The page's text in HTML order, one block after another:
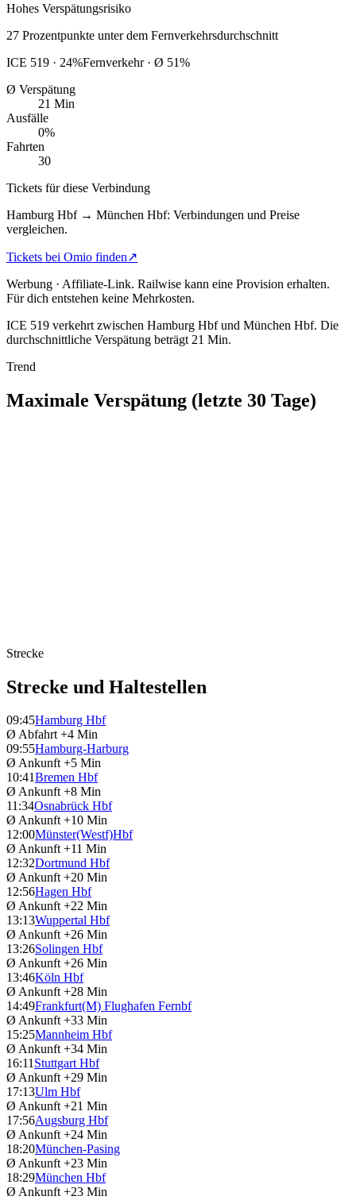
Hohes Verspätungsrisiko
27 Prozentpunkte unter dem Fernverkehrsdurchschnitt
ICE 519 · 24%Fernverkehr · Ø 51%
Ø Verspätung
21 Min
Ausfälle
0%
Fahrten
30
Tickets für diese Verbindung
Hamburg Hbf → München Hbf: Verbindungen und Preise
vergleichen.
Tickets bei Omio finden↗
Werbung · Affiliate-Link. Railwise kann eine Provision erhalten.
Für dich entstehen keine Mehrkosten.
ICE 519 verkehrt zwischen Hamburg Hbf und München Hbf. Die
durchschnittliche Verspätung beträgt 21 Min.
Trend
Maximale Verspätung (letzte 30 Tage)
Strecke
Strecke und Haltestellen
09:45Hamburg Hbf
Ø Abfahrt +4 Min
09:55Hamburg-Harburg
Ø Ankunft +5 Min
10:41Bremen Hbf
Ø Ankunft +8 Min
11:34Osnabrück Hbf
Ø Ankunft +10 Min
12:00Münster(Westf)Hbf
Ø Ankunft +11 Min
12:32Dortmund Hbf
Ø Ankunft +20 Min
12:56Hagen Hbf
Ø Ankunft +22 Min
13:13Wuppertal Hbf
Ø Ankunft +26 Min
13:26Solingen Hbf
Ø Ankunft +26 Min
13:46Köln Hbf
Ø Ankunft +28 Min
14:49Frankfurt(M) Flughafen Fernbf
Ø Ankunft +33 Min
15:25Mannheim Hbf
Ø Ankunft +34 Min
16:11Stuttgart Hbf
Ø Ankunft +29 Min
17:13Ulm Hbf
Ø Ankunft +21 Min
17:56Augsburg Hbf
Ø Ankunft +24 Min
18:20München-Pasing
Ø Ankunft +23 Min
18:29München Hbf
Ø Ankunft +23 Min